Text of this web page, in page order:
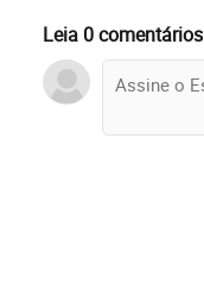
Leia 0 comentários